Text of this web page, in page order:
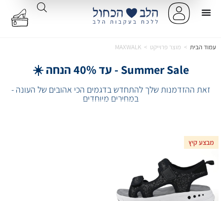
עמוד הבית > מוצר פרוייקט >
MAXWALK
Summer Sale - עד 40% הנחה ☀️
זאת ההזדמנות שלך להתחדש בדגמים הכי אהובים של העונה -
במחירים מיוחדים
מבצע קיץ